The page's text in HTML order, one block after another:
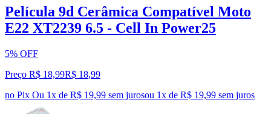
Película 9d Cerâmica Compatível Moto
E22 XT2239 6.5 - Cell In Power25
5% OFF
Preço R$ 18,99R$ 18,99
no Pix Ou 1x de R$ 19,99 sem jurosou 1x de R$ 19,99 sem juros